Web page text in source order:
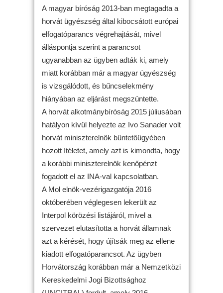
A magyar bíróság 2013-ban megtagadta a
horvát ügyészség által kibocsátott európai
elfogatóparancs végrehajtását, mivel
álláspontja szerint a parancsot
ugyanabban az ügyben adták ki, amely
miatt korábban már a magyar ügyészség
is vizsgálódott, és bűncselekmény
hiányában az eljárást megszüntette.
A horvát alkotmánybíróság 2015 júliusában
hatályon kívül helyezte az Ivo Sanader volt
horvát miniszterelnök büntetőügyében
hozott ítéletet, amely azt is kimondta, hogy
a korábbi miniszterelnök kenőpénzt
fogadott el az INA-val kapcsolatban.
A Mol elnök-vezérigazgatója 2016
októberében véglegesen lekerült az
Interpol körözési listájáról, mivel a
szervezet elutasította a horvát államnak
azt a kérését, hogy újítsák meg az ellene
kiadott elfogatóparancsot. Az ügyben
Horvátország korábban már a Nemzetközi
Kereskedelmi Jogi Bizottsághoz